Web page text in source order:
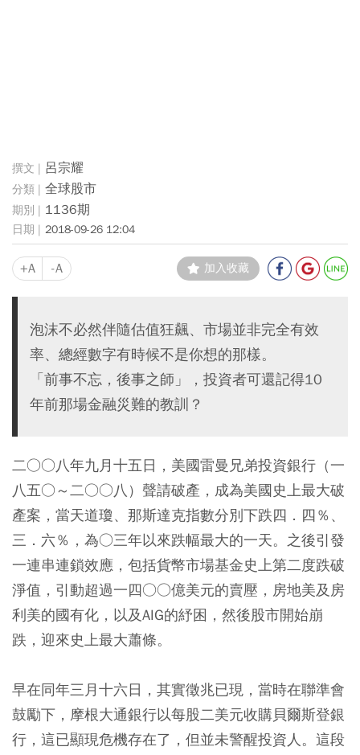
呂宗耀
全球股市
1136期
2018-09-26 12:04
+A -A 加入收藏
泡沫不必然伴隨估值狂飆、市場並非完全有效
率、總經數字有時候不是你想的那樣。
「前事不忘，後事之師」，投資者可還記得10
年前那場金融災難的教訓？
二○○八年九月十五日，美國雷曼兄弟投資銀行（一
八五○～二○○八）聲請破產，成為美國史上最大破
產案，當天道瓊、那斯達克指數分別下跌四．四％、
三．六％，為○三年以來跌幅最大的一天。之後引發
一連串連鎖效應，包括貨幣市場基金史上第二度跌破
淨值，引動超過一四○○億美元的賣壓，房地美及房
利美的國有化，以及AIG的紓困，然後股市開始崩
跌，迎來史上最大蕭條。
早在同年三月十六日，其實徵兆已現，當時在聯準會
鼓勵下，摩根大通銀行以每股二美元收購貝爾斯登銀
行，這已顯現危機存在了，但並未警醒投資人。這段